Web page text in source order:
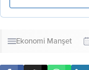
Ekonomi Manşet